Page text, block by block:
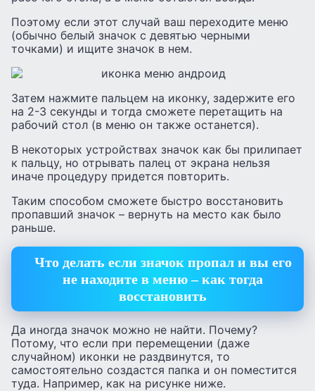
Поэтому если этот случай ваш переходите меню
(обычно белый значок с девятью черными
точками) и ищите значок в нем.
Затем нажмите пальцем на иконку, задержите его
на 2-3 секунды и тогда сможете перетащить на
рабочий стол (в меню он также останется).
В некоторых устройствах значок как бы прилипает
к пальцу, но отрывать палец от экрана нельзя
иначе процедуру придется повторить.
Таким способом сможете быстро восстановить
пропавший значок – вернуть на место как было
раньше.
Что делать если значок пропал и вы его
не находите в меню – как тогда
восстановить
Да иногда значок можно не найти. Почему?
Потому, что если при перемещении (даже
случайном) иконки не раздвинутся, то
самостоятельно создастся папка и он поместится
туда. Например, как на рисунке ниже.